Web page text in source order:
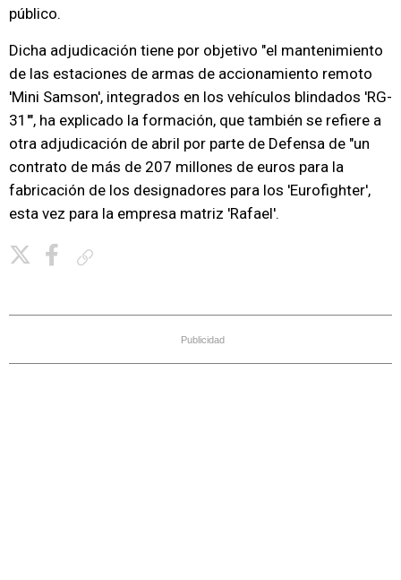
público.
Dicha adjudicación tiene por objetivo "el mantenimiento
de las estaciones de armas de accionamiento remoto
'Mini Samson', integrados en los vehículos blindados 'RG-
31'", ha explicado la formación, que también se refiere a
otra adjudicación de abril por parte de Defensa de "un
contrato de más de 207 millones de euros para la
fabricación de los designadores para los 'Eurofighter',
esta vez para la empresa matriz 'Rafael'.
Publicidad